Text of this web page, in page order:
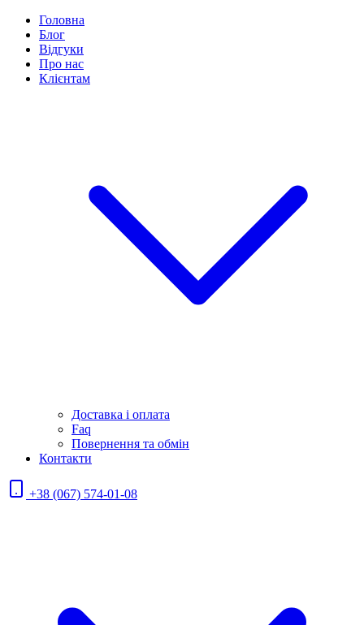
Головна
Блог
Відгуки
Про нас
Клієнтам
Доставка і оплата
Faq
Повернення та обмін
Контакти
+38 (067) 574-01-08